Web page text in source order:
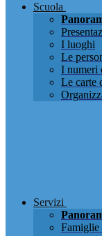
Scuola
I luoghi
Le
I numeri
Le carte
Servizi
Famiglie